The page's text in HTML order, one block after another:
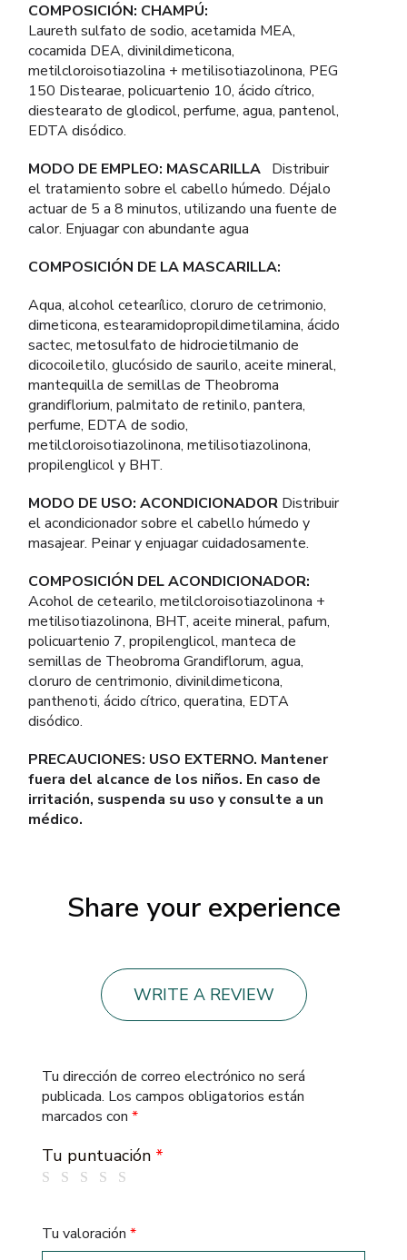
COMPOSICIÓN: CHAMPÚ:
Laureth sulfato de sodio, acetamida MEA,
cocamida DEA, divinildimeticona,
metilcloroisotiazolina + metilisotiazolinona, PEG
150 Distearae, policuartenio 10, ácido cítrico,
diestearato de glodicol, perfume, agua, pantenol,
EDTA disódico.
MODO DE EMPLEO: MASCARILLA Distribuir
el tratamiento sobre el cabello húmedo. Déjalo
actuar de 5 a 8 minutos, utilizando una fuente de
calor. Enjuagar con abundante agua
COMPOSICIÓN DE LA MASCARILLA:
Aqua, alcohol cetearílico, cloruro de cetrimonio,
dimeticona, estearamidopropildimetilamina, ácido
sactec, metosulfato de hidrocietilmanio de
dicocoiletilo, glucósido de saurilo, aceite mineral,
mantequilla de semillas de Theobroma
grandiflorium, palmitato de retinilo, pantera,
perfume, EDTA de sodio,
metilcloroisotiazolinona, metilisotiazolinona,
propilenglicol y BHT.
MODO DE USO: ACONDICIONADOR Distribuir
el acondicionador sobre el cabello húmedo y
masajear. Peinar y enjuagar cuidadosamente.
COMPOSICIÓN DEL ACONDICIONADOR:
Acohol de cetearilo, metilcloroisotiazolinona +
metilisotiazolinona, BHT, aceite mineral, pafum,
policuartenio 7, propilenglicol, manteca de
semillas de Theobroma Grandiflorum, agua,
cloruro de centrimonio, divinildimeticona,
panthenoti, ácido cítrico, queratina, EDTA
disódico.
PRECAUCIONES: USO EXTERNO. Mantener
fuera del alcance de los niños. En caso de
irritación, suspenda su uso y consulte a un
médico.
Share your experience
WRITE A REVIEW
Tu dirección de correo electrónico no será
publicada. Los campos obligatorios están
marcados con *
Tu puntuación *
Tu valoración *